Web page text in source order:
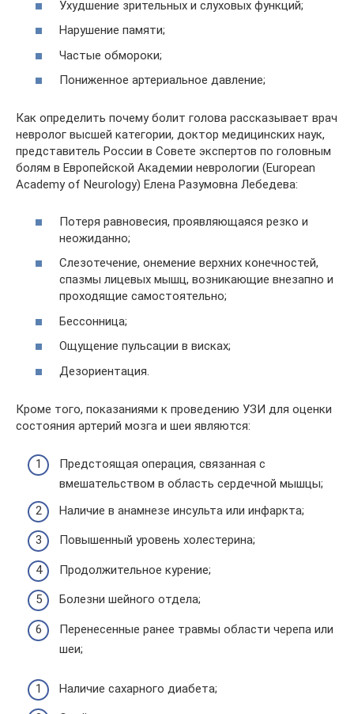
Ухудшение зрительных и слуховых функций;
Нарушение памяти;
Частые обмороки;
Пониженное артериальное давление;
Как определить почему болит голова рассказывает врач
невролог высшей категории, доктор медицинских наук,
представитель России в Совете экспертов по головным
болям в Европейской Академии неврологии (European
Academy of Neurology) Елена Разумовна Лебедева:
Потеря равновесия, проявляющаяся резко и
неожиданно;
Слезотечение, онемение верхних конечностей,
спазмы лицевых мышц, возникающие внезапно и
проходящие самостоятельно;
Бессонница;
Ощущение пульсации в висках;
Дезориентация.
Кроме того, показаниями к проведению УЗИ для оценки
состояния артерий мозга и шеи являются:
Предстоящая операция, связанная с
вмешательством в область сердечной мышцы;
Наличие в анамнезе инсульта или инфаркта;
Повышенный уровень холестерина;
Продолжительное курение;
Болезни шейного отдела;
Перенесенные ранее травмы области черепа или
шеи;
Наличие сахарного диабета;